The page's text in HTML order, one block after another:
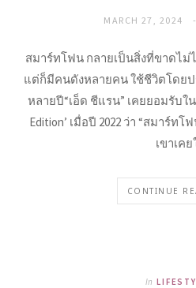
MARCH 27, 2024
สมาร์ทโฟน กลายเป็นสิ่งที่ขาดไม่
แต่ก็มีคนดังหลายคน ใช้ชีวิตโดย
หลายปี“เอ็ด ชีแรน” เคยยอมรับใ
Edition’ เมื่อปี 2022 ว่า “สมาร์
เขาเคย
CONTINUE
In